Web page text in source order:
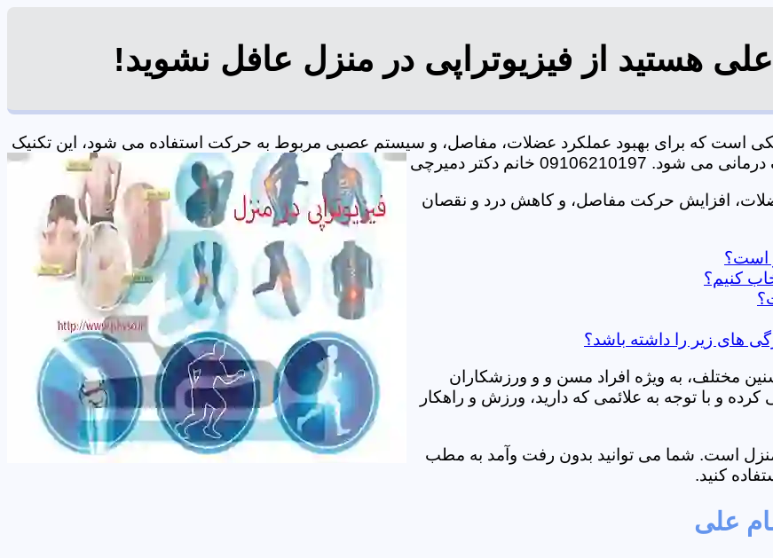
علی هستید از فیزیوتراپی در منزل عافل نشوید!
است که برای بهبود عملکرد عضلات، مفاصل، و سیستم عصبی مربوط به حرکت استفاده می شود، این تکنیک
خانم دکتر دمیرچی
افزایش حرکت مفاصل، و کاهش درد و نقصان
است؟
کنیم؟
های زیر را داشته باشد؟
مختلف، به ویژه افراد مسن و و ورزشکاران
و با توجه به علائمی که دارید، ورزش و راهکار
منزل است. شما می توانید بدون رفت وآمد به مطب
کنید.
علی